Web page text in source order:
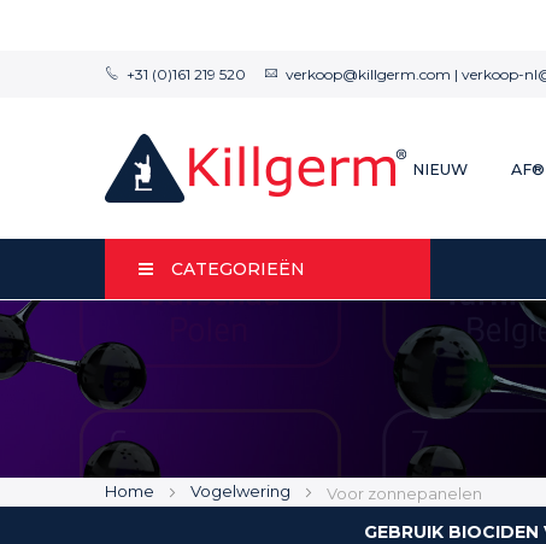
+31 (0)161 219 520 verkoop@killgerm.com | verkoop-
NIEUW AF®
CATEGORIEËN
Home Vogelwering Voor zonnepanelen
GEBRUIK